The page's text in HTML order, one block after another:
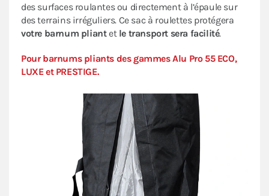
des surfaces roulantes ou directement à l’épaule sur
des terrains irréguliers. Ce sac à roulettes protégera
votre barnum pliantet le transport sera facilité.
Pour barnums pliants des gammes Alu Pro 55 ECO,
LUXE et PRESTIGE.